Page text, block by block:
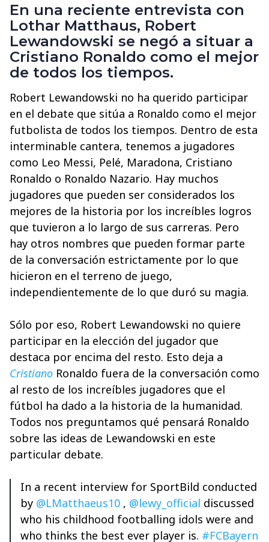
En una reciente entrevista con
Lothar Matthaus, Robert
Lewandowski se negó a situar a
Cristiano Ronaldo como el mejor
de todos los tiempos.
Robert Lewandowski no ha querido participar
en el debate que sitúa a Ronaldo como el mejor
futbolista de todos los tiempos. Dentro de esta
interminable cantera, tenemos a jugadores
como Leo Messi, Pelé, Maradona, Cristiano
Ronaldo o Ronaldo Nazario. Hay muchos
jugadores que pueden ser considerados los
mejores de la historia por los increíbles logros
que tuvieron a lo largo de sus carreras. Pero
hay otros nombres que pueden formar parte
de la conversación estrictamente por lo que
hicieron en el terreno de juego,
independientemente de lo que duró su magia.
Sólo por eso, Robert Lewandowski no quiere
participar en la elección del jugador que
destaca por encima del resto. Esto deja a
Cristiano Ronaldo fuera de la conversación como
al resto de los increíbles jugadores que el
fútbol ha dado a la historia de la humanidad.
Todos nos preguntamos qué pensará Ronaldo
sobre las ideas de Lewandowski en este
particular debate.
In a recent interview for SportBild conducted
by @LMatthaeus10 , @lewy_official discussed
who his childhood footballing idols were and
who thinks the best ever player is. #FCBayern